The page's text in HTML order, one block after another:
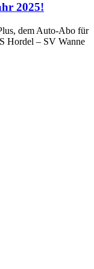
2025!
dem Auto-Abo für
Hordel – SV Wanne